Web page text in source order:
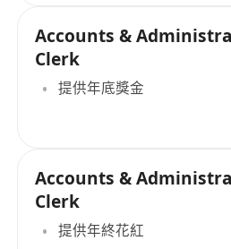
Accounts &
Clerk
提供年底獎金
Accounts &
Clerk
提供年終花紅